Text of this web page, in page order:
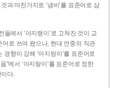
것과 마찬가지로 ‘냄비’를 표준어로 삼
들에서 ‘아지랭이’로 고쳐진 것이 교
어로 쓰여 왔으나, 현대 언중의 직관
경향이 강해 ‘아지랑이’를 표준어로
”에서 ‘아지랑이’를 표준어로 정한
다.